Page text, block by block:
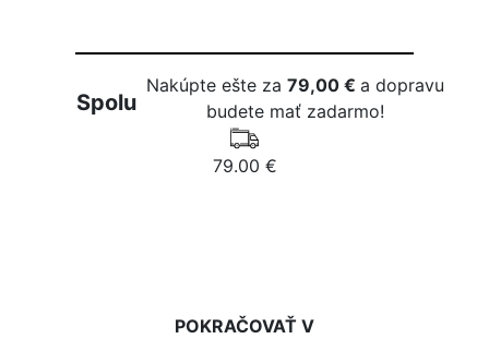
Spolu
Nakúpte ešte za79,00 €a dopravu
budete mať zadarmo!
79.00 €
POKRAČOVAŤ V